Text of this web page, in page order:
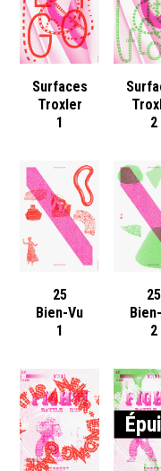
Surfaces
Troxler
1
2
25
Bien-Vu
1
25
2